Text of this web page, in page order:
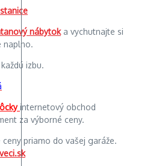
nábytoka vychutnajte si
naplno.
izbu.
internetový obchod
za výborné ceny.
priamo do vašej garáže.